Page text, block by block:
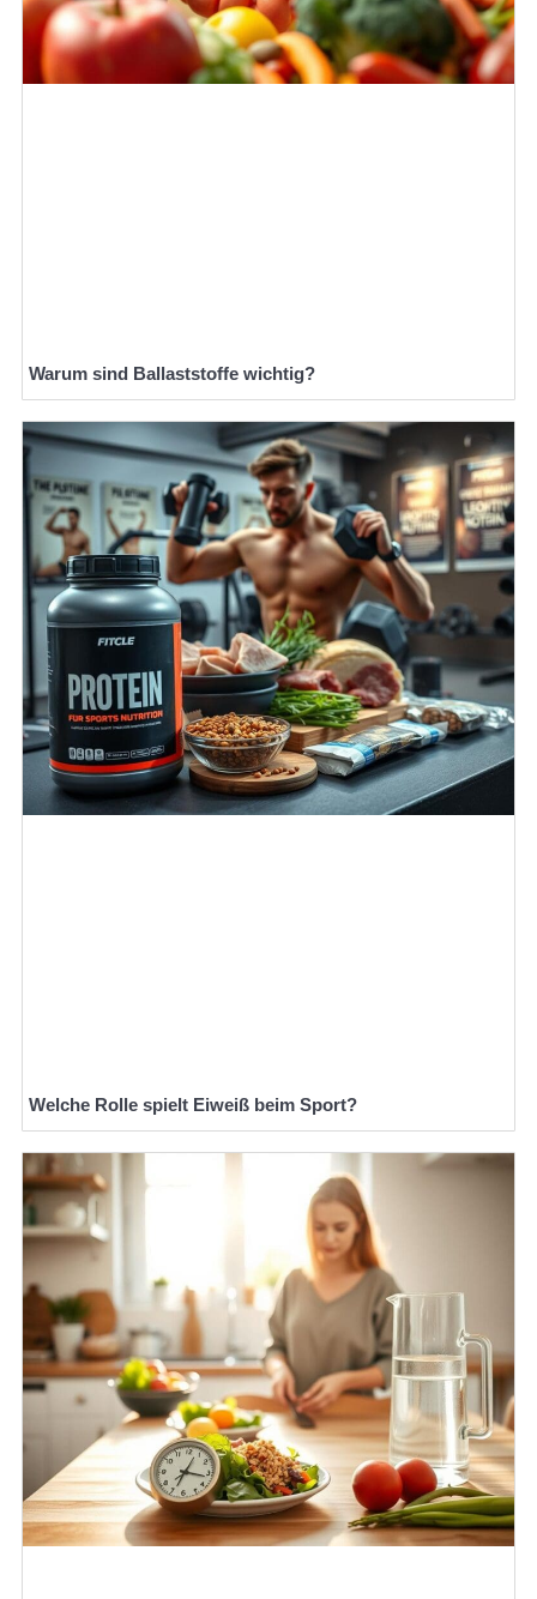
Warum sind Ballaststoffe wichtig?
Welche Rolle spielt Eiweiß beim Sport?